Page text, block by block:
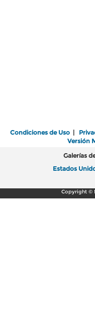
Condiciones de Uso |
Versión
Galerías
Estados
Copyright ©